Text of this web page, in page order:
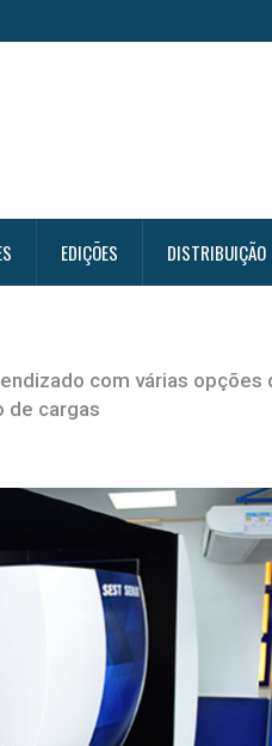
EDIÇÕES DISTRIBUIÇÃO
com várias opções
de cargas